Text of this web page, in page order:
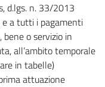
d.lgs. n. 33/2013
a tutti i pagamenti
o servizio in
all’ambito temporale
in tabelle)
attuazione